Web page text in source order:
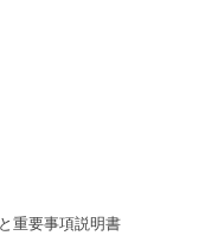
重要事項説明書